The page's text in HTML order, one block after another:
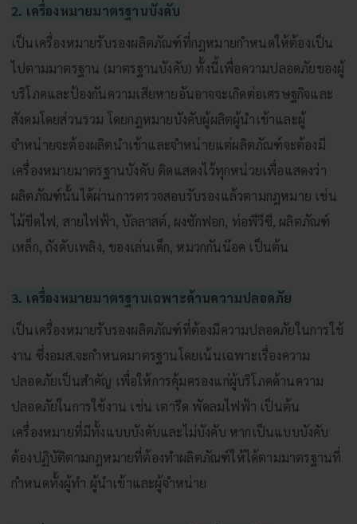
2. เครื่องหมายมาตรฐานบังคับ
เป็นเครื่องหมายรับรองผลิตภัณฑ์ที่กฎหมายกำหนดให้ต้องเป็น
ไปตามมาตรฐาน (มาตรฐานบังคับ) ทั้งนี้เพื่อความปลอดภัยของผู้
บริโภคและป้องกันความเสียหายอันอาจจะเกิดต่อเศรษฐกิจและ
สังคมโดยส่วนรวม โดยกฎหมายบังคับผู้ผลิตผู้นำเข้าและผู้
จำหน่ายจะต้องผลิตนำเข้าและจำหน่ายแต่ผลิตภัณฑ์จะต้องมี
เครื่องหมายมาตรฐานบังคับ ติดแสดงไว้ทุกหน่วยเพื่อแสดงว่า
ผลิตภัณฑ์นั้นได้ผ่านการตรวจสอบรับรองแล้วตามกฎหมาย เช่น
ไม้ขีดไฟ, สายไฟฟ้า, บัลลาสต์, ผงซักฟอก, ท่อพีวีซี, ผลิตภัณฑ์
เหล็ก, ถังดับเพลิง, ของเล่นเด็ก, หมวกกันน๊อค เป็นต้น
3. เครื่องหมายมาตรฐานเฉพาะด้านความปลอดภัย
เป็นเครื่องหมายรับรองผลิตภัณฑ์ที่ต้องมีความปลอดภัยในการใช้
งาน ซึ่งอมส.จะกำหนดมาตรฐานโดยเน้นเฉพาะเรื่องความ
ปลอดภัยเป็นสำคัญ เพื่อให้การคุ้มครองแก่ผู้บริโภคด้านความ
ปลอดภัยในการใช้งาน เช่น เตารีด พัดลมไฟฟ้า เป็นต้น
เครื่องหมายที่มีทั้งแบบบังคับและไม่บังคับ หากเป็นแบบบังคับ
ต้องปฏิบัติตามกฎหมายที่ต้องทำผลิตภัณฑ์ให้ได้ตามมาตรฐานที่
กำหนดทั้งผู้ทำ ผู้นำเข้าและผู้จำหน่าย